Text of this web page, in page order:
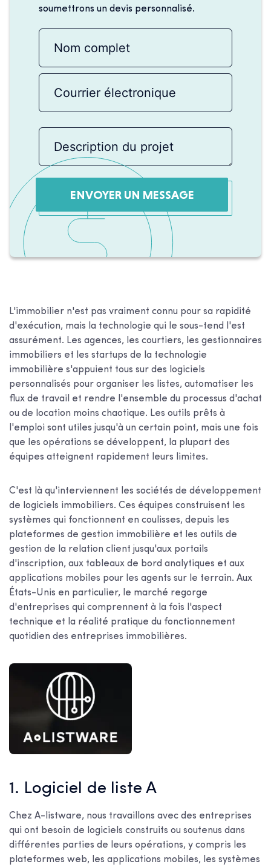
soumettrons un devis personnalisé.
ENVOYER UN MESSAGE
L'immobilier n'est pas vraiment connu pour sa rapidité
d'exécution, mais la technologie qui le sous-tend l'est
assurément. Les agences, les courtiers, les gestionnaires
immobiliers et les startups de la technologie
immobilière s'appuient tous sur des logiciels
personnalisés pour organiser les listes, automatiser les
flux de travail et rendre l'ensemble du processus d'achat
ou de location moins chaotique. Les outils prêts à
l'emploi sont utiles jusqu'à un certain point, mais une fois
que les opérations se développent, la plupart des
équipes atteignent rapidement leurs limites.
C'est là qu'interviennent les sociétés de développement
de logiciels immobiliers. Ces équipes construisent les
systèmes qui fonctionnent en coulisses, depuis les
plateformes de gestion immobilière et les outils de
gestion de la relation client jusqu'aux portails
d'inscription, aux tableaux de bord analytiques et aux
applications mobiles pour les agents sur le terrain. Aux
États-Unis en particulier, le marché regorge
d'entreprises qui comprennent à la fois l'aspect
technique et la réalité pratique du fonctionnement
quotidien des entreprises immobilières.
1. Logiciel de liste A
Chez A-listware, nous travaillons avec des entreprises
qui ont besoin de logiciels construits ou soutenus dans
différentes parties de leurs opérations, y compris les
plateformes web, les applications mobiles, les systèmes